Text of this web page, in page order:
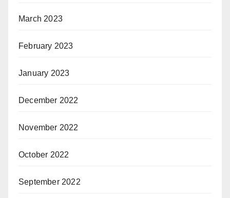
March 2023
February 2023
January 2023
December 2022
November 2022
October 2022
September 2022